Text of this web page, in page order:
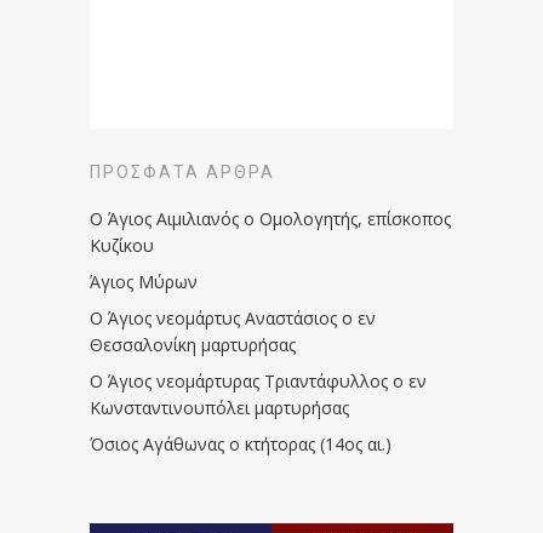
ΠΡΌΣΦΑΤΑ ΆΡΘΡΑ
Ο Άγιος Αιμιλιανός ο Ομολογητής, επίσκοπος
Κυζίκου
Άγιος Μύρων
Ο Άγιος νεομάρτυς Αναστάσιος ο εν
Θεσσαλονίκη μαρτυρήσας
Ο Άγιος νεομάρτυρας Τριαντάφυλλος ο εν
Κωνσταντινουπόλει μαρτυρήσας
Όσιος Αγάθωνας ο κτήτορας (14ος αι.)